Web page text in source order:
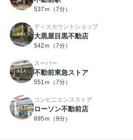
537ｍ（7分）
ディスカウントショップ
大黒屋目黒不動店
542ｍ（7分）
スーパー
不動前東急ストア
551ｍ（7分）
コンビニエンスストア
ローソン不動前店
695ｍ（9分）